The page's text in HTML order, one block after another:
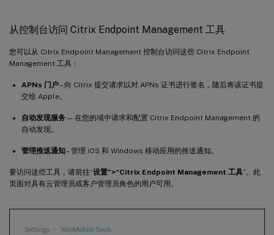
从控制台访问 Citrix Endpoint Management 工具
您可以从 Citrix Endpoint Management 控制台访问这些 Citrix Endpoint
Management 工具：
APNs 门户– 向 Citrix 提交请求以对 APNs 证书进行签名，随后将该证书提
交给 Apple。
自动发现服务 — 在您的域中请求和配置 Citrix Endpoint Management 的
自动发现。
管理推送通知– 管理 iOS 和 Windows 移动应用的推送通知。
要访问这些工具，请前往“设置”>“Citrix Endpoint Management 工具”。此
页面对具有云管理员或客户管理员角色的用户可用。